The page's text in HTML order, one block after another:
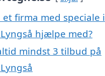
et firma med speciale i
hjælpe med?
mindst 3 tilbud på